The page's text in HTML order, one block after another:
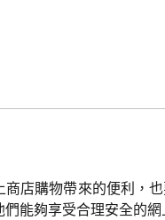
商店購物帶來的便利，
能夠享受合理安全的網